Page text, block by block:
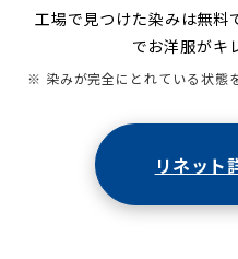
工場で見つけた染みは無料
でお洋服がキ
※ 染みが完全にとれている状態
リネット